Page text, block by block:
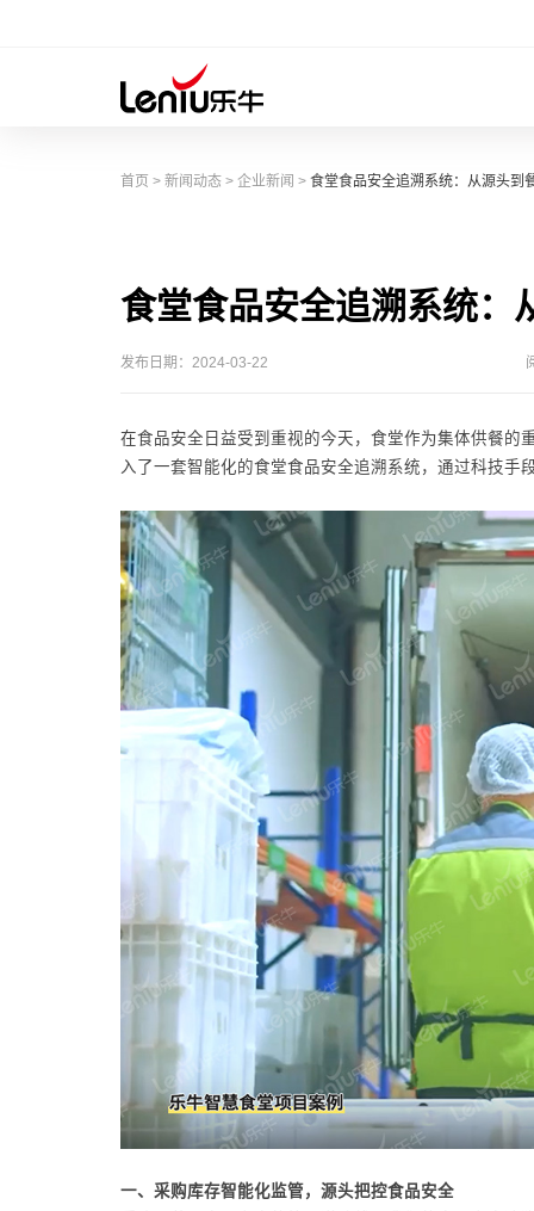
首页 > 新闻动态> 企业新闻 > 食堂食品安全追溯系统：从源头到
食堂食品安全追溯系统：
发布日期：2024-03-22
在食品安全日益受到重视的今天，食堂作为集体供餐的
入了一套智能化的食堂食品安全追溯系统，通过科技手
一、采购库存智能化监管，源头把控食品安全